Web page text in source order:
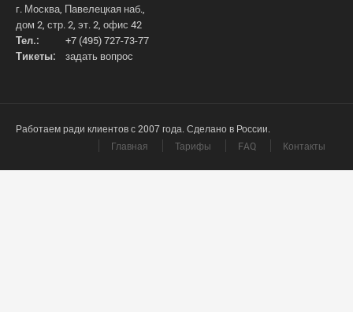
г. Москва, Павелецкая наб.,
дом 2, стр. 2, эт. 2, офис 42
Тел.:
+7 (495) 727-73-77
Тикеты:
задать вопрос
Работаем ради клиентов с 2007 года. Сделано в России.
Главная
Тарифы FAQ Контакты